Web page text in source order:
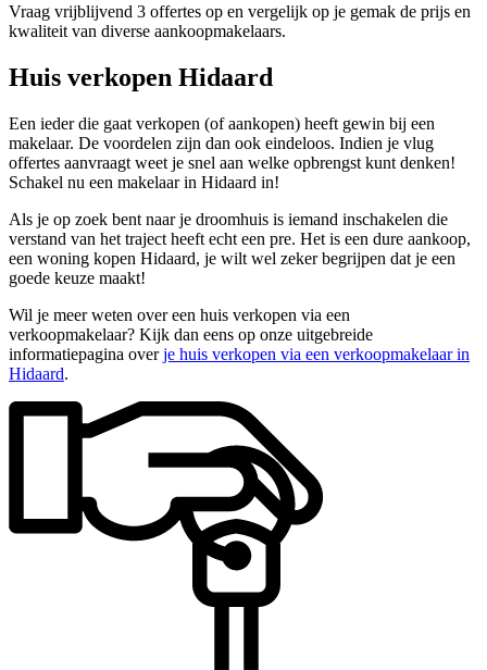
Vraag vrijblijvend 3 offertes op en vergelijk op je gemak de prijs en
kwaliteit van diverse aankoopmakelaars.
Huis verkopen Hidaard
Een ieder die gaat verkopen (of aankopen) heeft gewin bij een
makelaar. De voordelen zijn dan ook eindeloos. Indien je vlug
offertes aanvraagt weet je snel aan welke opbrengst kunt denken!
Schakel nu een makelaar in Hidaard in!
Als je op zoek bent naar je droomhuis is iemand inschakelen die
verstand van het traject heeft echt een pre. Het is een dure aankoop,
een woning kopen Hidaard, je wilt wel zeker begrijpen dat je een
goede keuze maakt!
Wil je meer weten over een huis verkopen via een
verkoopmakelaar? Kijk dan eens op onze uitgebreide
informatiepagina overje huis verkopen via een verkoopmakelaar in
Hidaard.